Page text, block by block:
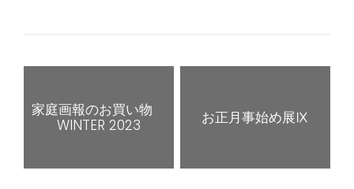
お正月事始め展Ⅸ
家庭画報のお買い物
WINTER 2023